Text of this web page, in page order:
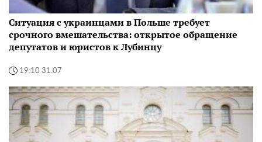
Ситуация с украинцами в Польше требует
срочного вмешательства: открытое обращение
депутатов и юристов к Лубинцу
19:10 31.07